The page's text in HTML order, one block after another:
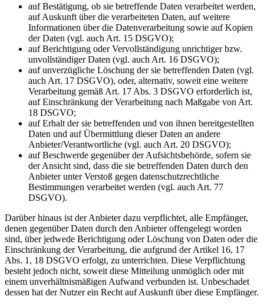
auf Bestätigung, ob sie betreffende Daten verarbeitet werden,
auf Auskunft über die verarbeiteten Daten, auf weitere
Informationen über die Datenverarbeitung sowie auf Kopien
der Daten (vgl. auch Art. 15 DSGVO);
auf Berichtigung oder Vervollständigung unrichtiger bzw.
unvollständiger Daten (vgl. auch Art. 16 DSGVO);
auf unverzügliche Löschung der sie betreffenden Daten (vgl.
auch Art. 17 DSGVO), oder, alternativ, soweit eine weitere
Verarbeitung gemäß Art. 17 Abs. 3 DSGVO erforderlich ist,
auf Einschränkung der Verarbeitung nach Maßgabe von Art.
18 DSGVO;
auf Erhalt der sie betreffenden und von ihnen bereitgestellten
Daten und auf Übermittlung dieser Daten an andere
Anbieter/Verantwortliche (vgl. auch Art. 20 DSGVO);
auf Beschwerde gegenüber der Aufsichtsbehörde, sofern sie
der Ansicht sind, dass die sie betreffenden Daten durch den
Anbieter unter Verstoß gegen datenschutzrechtliche
Bestimmungen verarbeitet werden (vgl. auch Art. 77
DSGVO).
Darüber hinaus ist der Anbieter dazu verpflichtet, alle Empfänger,
denen gegenüber Daten durch den Anbieter offengelegt worden
sind, über jedwede Berichtigung oder Löschung von Daten oder die
Einschränkung der Verarbeitung, die aufgrund der Artikel 16, 17
Abs. 1, 18 DSGVO erfolgt, zu unterrichten. Diese Verpflichtung
besteht jedoch nicht, soweit diese Mitteilung unmöglich oder mit
einem unverhältnismäßigen Aufwand verbunden ist. Unbeschadet
dessen hat der Nutzer ein Recht auf Auskunft über diese Empfänger.